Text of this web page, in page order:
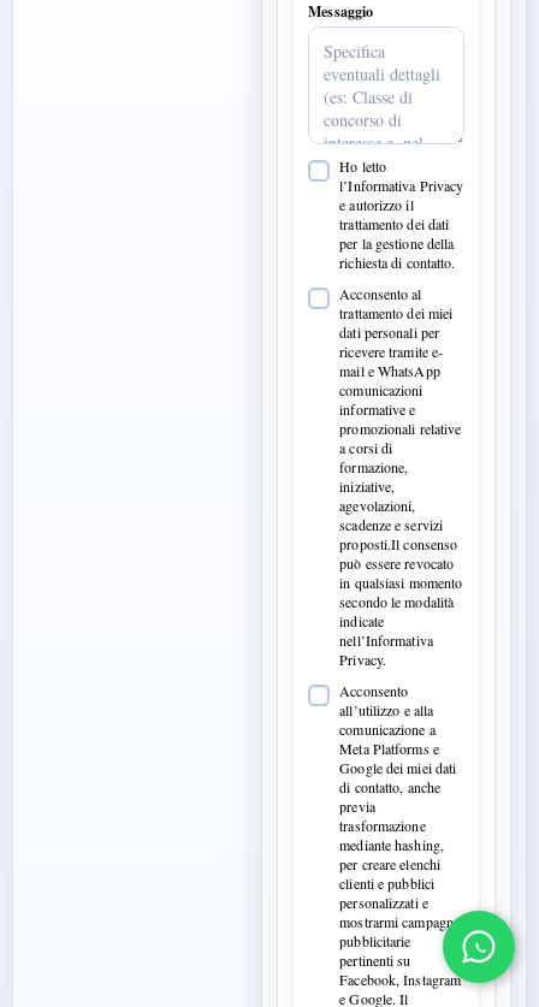
Messaggio
Ho letto
l’Informativa Privacy
e autorizzo il
trattamento dei dati
per la gestione della
richiesta di contatto.
Acconsento al
trattamento dei miei
dati personali per
ricevere tramite e-
mail e WhatsApp
comunicazioni
informative e
promozionali relative
a corsi di
formazione,
iniziative,
agevolazioni,
scadenze e servizi
proposti.Il consenso
può essere revocato
in qualsiasi momento
secondo le modalità
indicate
nell’Informativa
Privacy.
Acconsento
all’utilizzo e alla
comunicazione a
Meta Platforms e
Google dei miei dati
di contatto, anche
previa
trasformazione
mediante hashing,
per creare elenchi
clienti e pubblici
personalizzati e
mostrarmi campagne
pubblicitarie
pertinenti su
Facebook, Instagram
e Google. Il